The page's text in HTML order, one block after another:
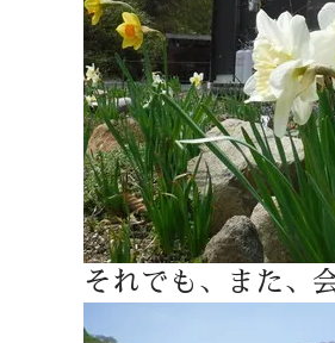
それでも、また、